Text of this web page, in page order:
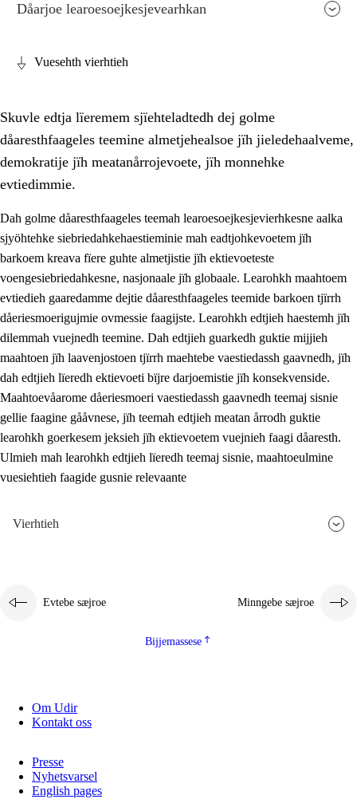
2. Lïeremen, evtiedimmien jïh skearkagimmien prinsihph
2.2 Maahtoe faagine
2.4 Lïeredh lïeredh
Dåaresthfaageles teemah
2.5 Dåaresthfaageles teemah
2.5.2 Demokratije jïh meatanårrojevoete
2.5.3 Monnehke evtiedimmie
Dåarjoe learoesoejkesjevearhkan
Vuesehth vierhtieh
Skuvle edtja lïeremem sjïehteladtedh dej golme
dåaresthfaageles teemine almetjehealsoe jïh jieledehaalveme,
demokratije jïh meatanårrojevoete, jïh monnehke
evtiedimmie.
Dah golme dåaresthfaageles teemah learoesoejkesjevierhkesne aalka
sjyöhtehke siebriedahkehaestieminie mah eadtjohkevoetem jïh
barkoem kreava fïere guhte almetjistie jïh ektievoeteste
voengesiebriedahkesne, nasjonaale jïh globaale. Learohkh maahtoem
evtiedieh gaaredamme dejtie dåaresthfaageles teemide barkoen tjïrrh
dåeriesmoerigujmie ovmessie faagijste. Learohkh edtjieh haestemh jïh
dilemmah vuejnedh teemine. Dah edtjieh guarkedh guktie mijjieh
maahtoen jïh laavenjostoen tjïrrh maehtebe vaestiedassh gaavnedh, jïh
dah edtjieh lïeredh ektievoeti bïjre darjoemistie jïh konsekvenside.
Maahtoevåarome dåeriesmoeri vaestiedassh gaavnedh teemaj sisnie
gellie faagine gååvnese, jïh teemah edtjieh meatan årrodh guktie
learohkh goerkesem jeksieh jïh ektievoetem vuejnieh faagi dåaresth.
Ulmieh mah learohkh edtjieh lïeredh teemaj sisnie, maahtoeulmine
vuesiehtieh faagide gusnie relevaante
Vierhtieh
Evtebe sæjroe Minngebe sæjroe
Bijjemassese
Om Udir
Kontakt oss
Presse
Nyhetsvarsel
English pages